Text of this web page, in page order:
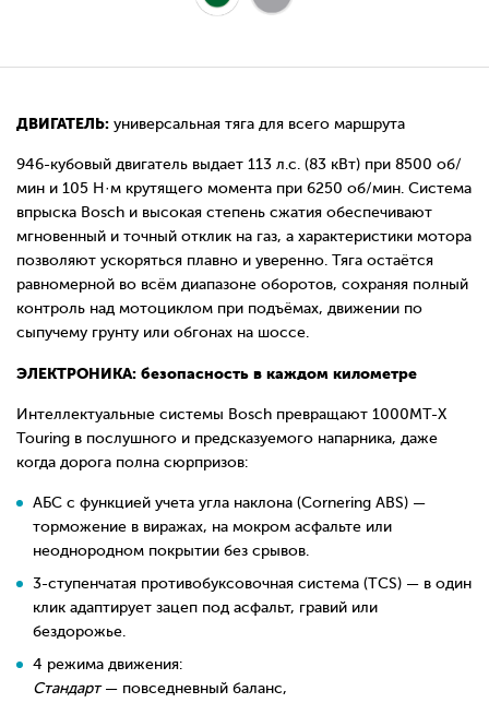
ДВИГАТЕЛЬ: универсальная тяга для всего маршрута
946-кубовый двигатель выдает 113 л.с. (83 кВт) при 8500 об/
мин и 105 Н·м крутящего момента при 6250 об/мин. Система
впрыска Bosch и высокая степень сжатия обеспечивают
мгновенный и точный отклик на газ, а характеристики мотора
позволяют ускоряться плавно и уверенно. Тяга остаётся
равномерной во всём диапазоне оборотов, сохраняя полный
контроль над мотоциклом при подъёмах, движении по
сыпучему грунту или обгонах на шоссе.
ЭЛЕКТРОНИКА: безопасность в каждом километре
Интеллектуальные системы Bosch превращают 1000MT-X
Touring в послушного и предсказуемого напарника, даже
когда дорога полна сюрпризов:
АБС с функцией учета угла наклона (Cornering ABS) —
торможение в виражах, на мокром асфальте или
неоднородном покрытии без срывов.
3-ступенчатая противобуксовочная система (TCS) — в один
клик адаптирует зацеп под асфальт, гравий или
бездорожье.
4 режима движения:
Стандарт— повседневный баланс,